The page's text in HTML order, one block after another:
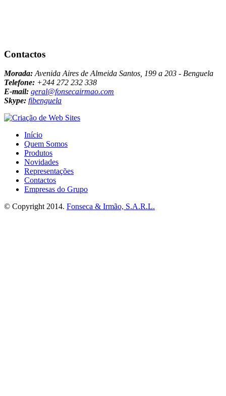
Contactos
Morada: Avenida Aires de Almeida Santos, 199 a 203 - Benguela
Telefone: +244 272 232 338
E-mail: geral@fonsecairmao.com
Skype: fibenguela
Início
Quem Somos
Produtos
Novidades
Representações
Contactos
Empresas do Grupo
© Copyright 2014. Fonseca & Irmão, S.A.R.L.